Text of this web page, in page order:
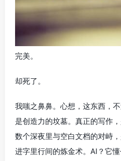
完美。
却死了。
我嗤之鼻鼻。心想，这东西，
是创造力的坟墓。真正的写作
数个深夜里与空白文档的对峙
进字里行间的炼金术。AI？它懂